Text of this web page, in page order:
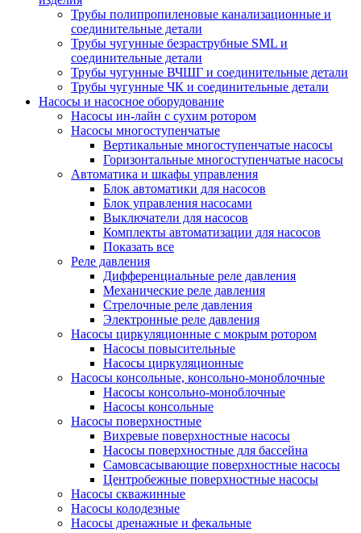
Трубы полипропиленовые канализационные и
соединительные детали
Трубы чугунные безраструбные SML и
соединительные детали
Трубы чугунные ВЧШГ и соединительные детали
Трубы чугунные ЧК и соединительные детали
Насосы и насосное оборудование
Насосы ин-лайн с сухим ротором
Насосы многоступенчатые
Вертикальные многоступенчатые насосы
Горизонтальные многоступенчатые насосы
Автоматика и шкафы управления
Блок автоматики для насосов
Блок управления насосами
Выключатели для насосов
Комплекты автоматизации для насосов
Показать все
Реле давления
Дифференциальные реле давления
Механические реле давления
Стрелочные реле давления
Электронные реле давления
Насосы циркуляционные с мокрым ротором
Насосы повысительные
Насосы циркуляционные
Насосы консольные, консольно-моноблочные
Насосы консольно-моноблочные
Насосы консольные
Насосы поверхностные
Вихревые поверхностные насосы
Насосы поверхностные для бассейна
Самовсасывающие поверхностные насосы
Центробежные поверхностные насосы
Насосы скважинные
Насосы колодезные
Насосы дренажные и фекальные